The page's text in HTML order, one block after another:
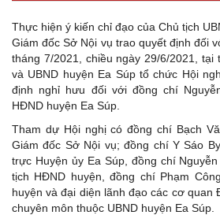
Thực hiện ý kiến chỉ đạo của Chủ tịch
Giám đốc Sở Nội vụ trao quyết định đối
tháng 7/2021, chiều ngày 29/6/2021,
và UBND huyện Ea Súp tổ chức Hội
định nghỉ hưu đối với đồng chí
HĐND huyện Ea Súp.
Tham dự Hội nghị có đồng chí Bạch
Giám đốc Sở Nội vụ; đồng chí Y Sáo
trực Huyện ủy Ea Súp, đồng chí
tịch HĐND huyện, đồng chí Phạm
huyện và đại diện lãnh đạo các cơ quan
chuyên môn thuộc UBND huyện Ea Súp.